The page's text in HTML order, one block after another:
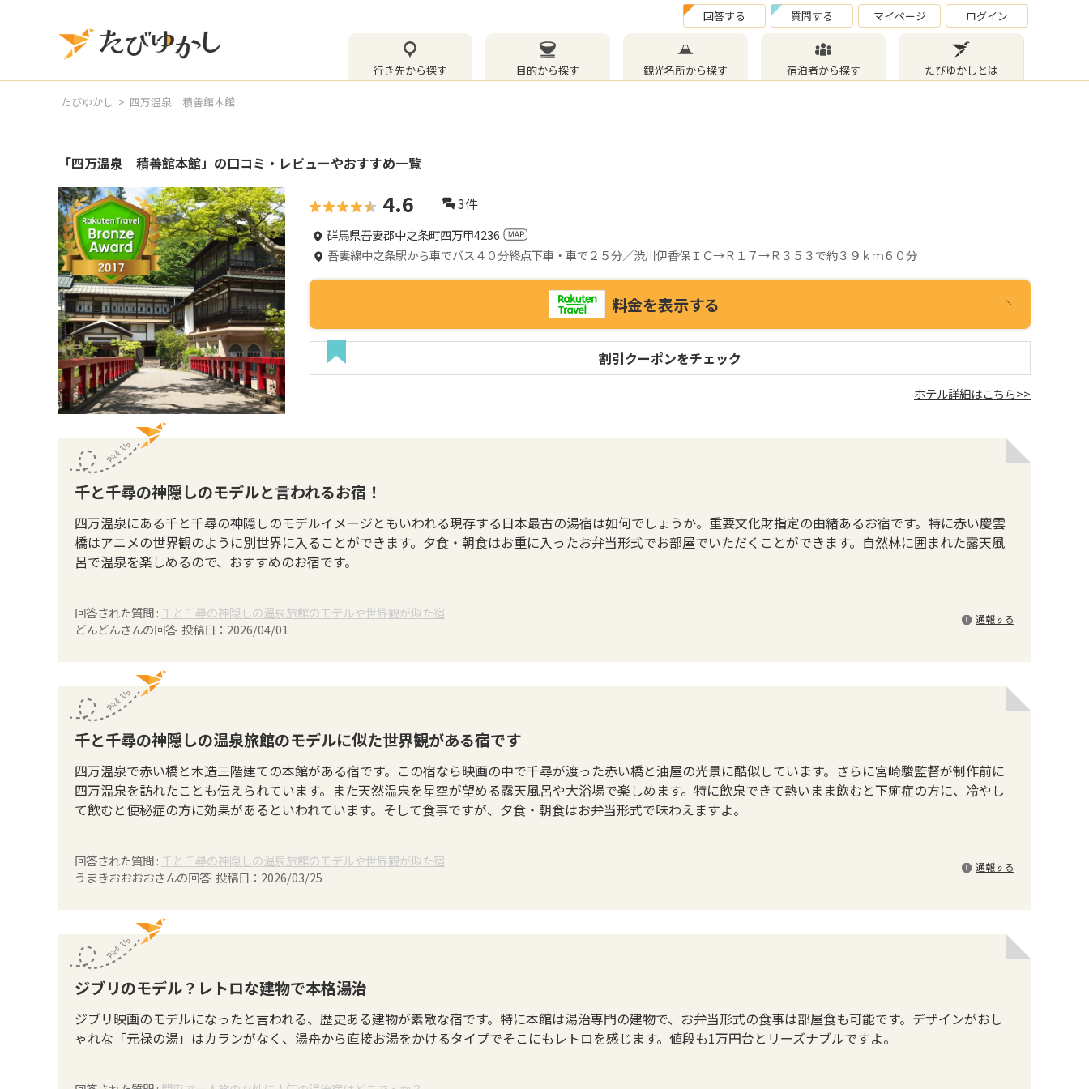
回答する 質問する マイページ ログイン
行き先から探す 目的から探す 観光名所から探す 宿泊者から探す たびゆかしとは
たびゆかし 四万温泉 積善館本館
「四万温泉 積善館本館」の口コミ・レビューやおすすめ一覧
4.6 3件
群馬県吾妻郡中之条町四万甲4236
吾妻線中之条駅から車でバス４０分終点下車・車で２５分／渋川伊香保ＩＣ→Ｒ１７→Ｒ３５３で約３９ｋｍ６０分
料金を表示する
割引クーポンをチェック
ホテル詳細はこちら>>
千と千尋の神隠しのモデルと言われるお宿！
四万温泉にある千と千尋の神隠しのモデルイメージともいわれる現存する日本最古の湯宿は如何でしょうか。重要文化財指定の由緒あるお宿です。特に赤い慶雲
橋はアニメの世界観のように別世界に入ることができます。夕食・朝食はお重に入ったお弁当形式でお部屋でいただくことができます。自然林に囲まれた露天風
呂で温泉を楽しめるので、おすすめのお宿です。
回答された質問 : 千と千尋の神隠しの温泉旅館のモデルや世界観が似た宿
どんどんさんの回答 投稿日： 2026/04/01
通報する
千と千尋の神隠しの温泉旅館のモデルに似た世界観がある宿です
四万温泉で赤い橋と木造三階建ての本館がある宿です。この宿なら映画の中で千尋が渡った赤い橋と油屋の光景に酷似しています。さらに宮崎駿監督が制作前に
四万温泉を訪れたことも伝えられています。また天然温泉を星空が望める露天風呂や大浴場で楽しめます。特に飲泉できて熱いまま飲むと下痢症の方に、冷やし
て飲むと便秘症の方に効果があるといわれています。そして食事ですが、夕食・朝食はお弁当形式で味わえますよ。
回答された質問 : 千と千尋の神隠しの温泉旅館のモデルや世界観が似た宿
うまきおおおおさんの回答 投稿日： 2026/03/25
通報する
ジブリのモデル？レトロな建物で本格湯治
ジブリ映画のモデルになったと言われる、歴史ある建物が素敵な宿です。特に本館は湯治専門の建物で、お弁当形式の食事は部屋食も可能です。デザインがおし
ゃれな「元禄の湯」はカランがなく、湯舟から直接お湯をかけるタイプでそこにもレトロを感じます。値段も1万円台とリーズナブルですよ。